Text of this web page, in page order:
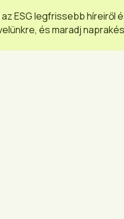
ESG legfrissebb híreiről
és maradj